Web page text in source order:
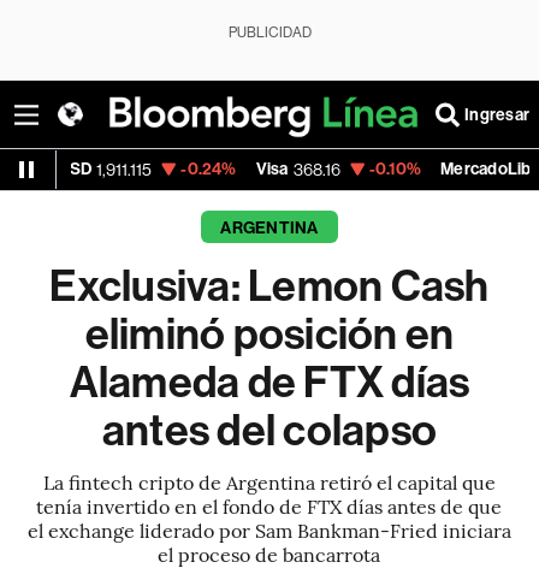
PUBLICIDAD
Ingresar
-0.24% Visa 368.16 -0.10% MercadoLibre 1,774.83 -
ARGENTINA
Exclusiva: Lemon Cash
eliminó posición en
Alameda de FTX días
antes del colapso
La fintech cripto de Argentina retiró el capital que
tenía invertido en el fondo de FTX días antes de que
el exchange liderado por Sam Bankman-Fried iniciara
el proceso de bancarrota